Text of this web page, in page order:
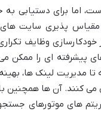
اما برای دستیابی به
پذیری سایت های
وظایف
پیشرفته ای را ممکن
مدیریت لینک ها،
کنند. آن ها همچنین
های موتورهای